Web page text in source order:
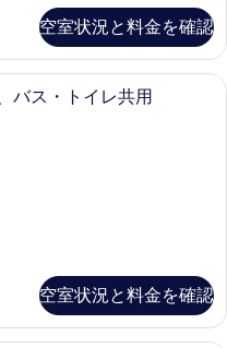
空室状況と料金を確認
煙] 和室1~4名様 シャワーあり、
バス・トイレ共用
空室状況と料金を確認